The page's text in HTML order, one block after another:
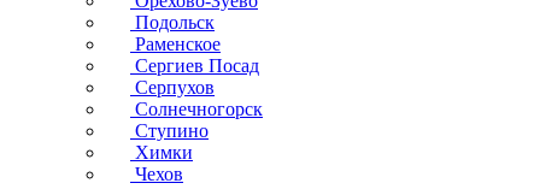
Подольск
Раменское
Сергиев Посад
Серпухов
Солнечногорск
Ступино
Химки
Чехов